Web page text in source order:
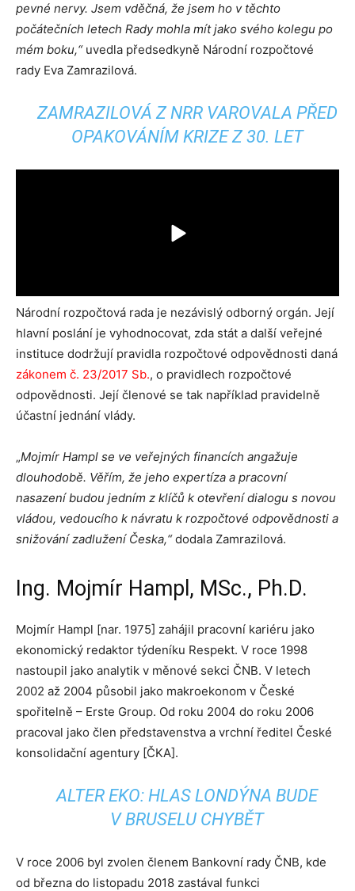
pevné nervy. Jsem vděčná, že jsem ho v těchto
počátečních letech Rady mohla mít jako svého kolegu po
mém boku,“uvedla předsedkyně Národní rozpočtové
rady Eva Zamrazilová.
ZAMRAZILOVÁ Z NRR VAROVALA PŘED
OPAKOVÁNÍM KRIZE Z 30. LET
Národní rozpočtová rada je nezávislý odborný orgán. Její
hlavní poslání je vyhodnocovat, zda stát a další veřejné
instituce dodržují pravidla rozpočtové odpovědnosti daná
zákonem č. 23/2017 Sb., o pravidlech rozpočtové
odpovědnosti. Její členové se tak například pravidelně
účastní jednání vlády.
„Mojmír Hampl se ve veřejných financích angažuje
dlouhodobě. Věřím, že jeho expertíza a pracovní
nasazení budou jedním z klíčů k otevření dialogu s novou
vládou, vedoucího k návratu k rozpočtové odpovědnosti a
snižování zadlužení Česka,“dodala Zamrazilová.
Ing. Mojmír Hampl, MSc., Ph.D.
Mojmír Hampl [nar. 1975] zahájil pracovní kariéru jako
ekonomický redaktor týdeníku Respekt. V roce 1998
nastoupil jako analytik v měnové sekci ČNB. V letech
2002 až 2004 působil jako makroekonom v České
spořitelně – Erste Group. Od roku 2004 do roku 2006
pracoval jako člen představenstva a vrchní ředitel České
konsolidační agentury [ČKA].
ALTER EKO: HLAS LONDÝNA BUDE
V BRUSELU CHYBĚT
V roce 2006 byl zvolen členem Bankovní rady ČNB, kde
od března do listopadu 2018 zastával funkci